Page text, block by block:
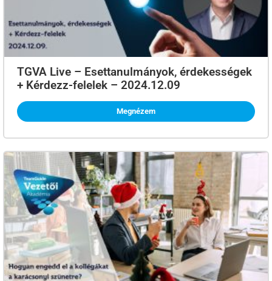
TGVA Live – Esettanulmányok, érdekességek
+ Kérdezz-felelek – 2024.12.09
Megnézem